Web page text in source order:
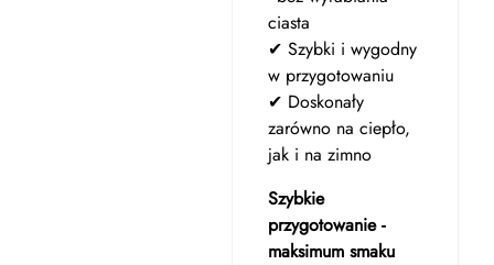
ciasta
✔ Szybki i wygodny
w przygotowaniu
✔ Doskonały
zarówno na ciepło,
jak i na zimno
Szybkie
przygotowanie -
maksimum smaku